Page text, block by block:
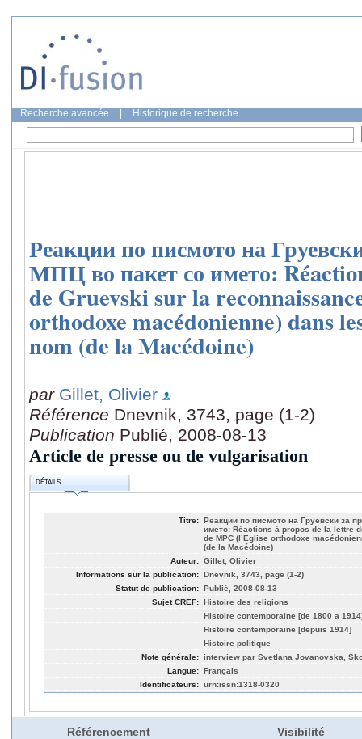
Recherche avancée Historique de recherche
Реакции по писмото на
МПЦ во пакет со името:
de Gruevski sur la
orthodoxe macédonienne) dans
nom (de la Macédoine)
par Gillet, Olivier
Référence Dnevnik, 3743, page (1-2)
Publication Publié, 2008-08-13
Article de presse ou de vulgarisation
DÉTAILS
Titre: Реакции по писмото на Груевски за
името: Réactions à propos de la lettre
de MPC (l’Eglise orthodoxe
(de la Macédoine)
Auteur: Gillet, Olivier
Informations sur la publication: Dnevnik, 3743, page (1-2)
Statut de publication: Publié, 2008-08-13
Sujet CREF: Histoire des religions
Histoire contemporaine [de 1800 a
Histoire contemporaine [depuis 1914]
Histoire politique
Note générale: interview par Svetlana Jovanovska,
Langue: Français
Identificateurs: urn:issn:1318-0320
Référencement Visibilité